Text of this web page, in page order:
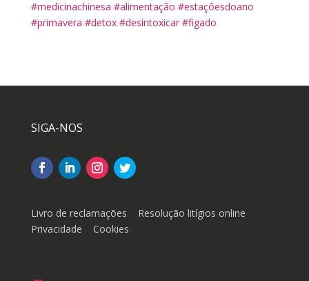
#medicinachinesa #alimentação #estaçõesdoano
#primavera #detox #desintoxicar #figado
SIGA-NOS
Livro de reclamações
Resolução litígios online
Privacidade
Cookies